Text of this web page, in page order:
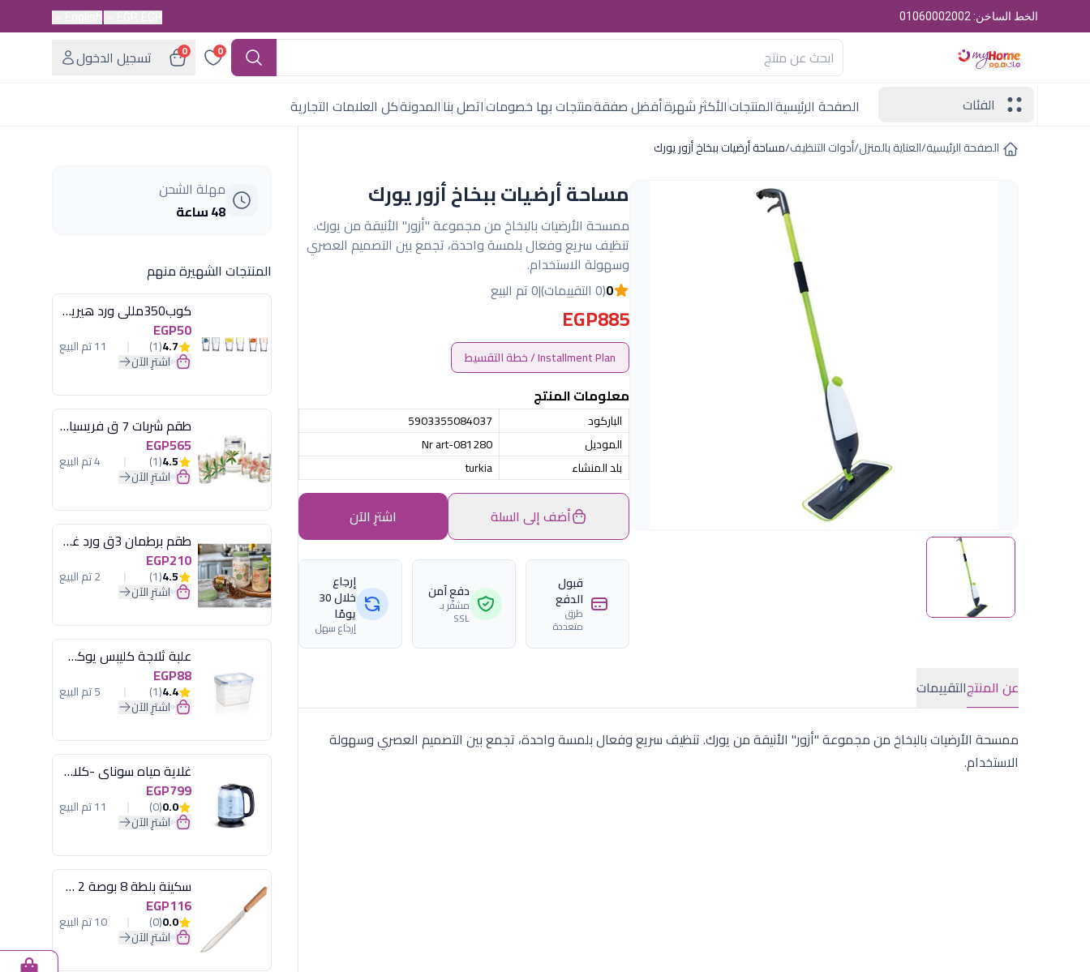
الخط الساخن: 01060002002
0
0
تسجيل الدخول
الفئات
الصفحة الرئيسيةالمنتجاتالأكثر شهرةأفضل صفقةمنتجات بها خصوماتاتصل بناالمدونةكل العلامات التجارية
الصفحة الرئيسية/العناية بالمنزل/أدوات التنظيف/مساحة أرضيات ببخاخ أزور يورك
مساحة أرضيات ببخاخ أزور يورك
ممسحة الأرضيات بالبخاخ من مجموعة "أزور" الأنيقة من يورك.
تنظيف سريع وفعال بلمسة واحدة، تجمع بين التصميم العصري
وسهولة الاستخدام.
0(0 التقييمات) |0 تم البيع
EGP885
Installment Plan / خطة التقسيط
معلومات المنتج
الباركود
5903355084037
الموديل
Nr art-081280
بلد المنشاء
turkia
أضف إلى السلة اشترِ الآن
قبول
الدفع
طرق
متعددة
دفع آمن
مشفّر بـ
SSL
إرجاع
خلال 30
يومًا
إرجاع سهل
عن المنتجالتقييمات
ممسحة الأرضيات بالبخاخ من مجموعة "أزور" الأنيقة من يورك. تنظيف سريع وفعال بلمسة واحدة، تجمع بين التصميم العصري وسهولة
الاستخدام.
مهلة الشحن
48 ساعة
المنتجات الشهيرة منهم
كوب350مللى ورد هيريفين
EGP50
4.7
(1) 11 تم البيع
اشترِ الآن
طقم شربات 7 ق فريسيا لومينارك
EGP565
4.5
(1) 4 تم البيع
اشترِ الآن
طقم برطمان 3ق ورد غطاء مينت جرين هيريفين
EGP210
4.5
(1) 2 تم البيع
اشترِ الآن
علبة ثلاجة كليبس يوكسان
EGP88
4.4
(1) 5 تم البيع
اشترِ الآن
غلاية مياه سوناي -كلاسيك 2200 وات، 1.7 لتر زجاج اضائة ليد - MAR-3752
EGP799
0.0
(0) 11 تم البيع
اشترِ الآن
سكينة بلطة 8 بوصة 2 مسمار
EGP116
0.0
(0) 10 تم البيع
اشترِ الآن